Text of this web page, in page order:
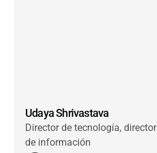
Udaya Shrivastava
Director de tecnología, director
de información